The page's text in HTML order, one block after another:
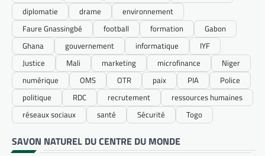
diplomatie drame
environnement
Faure Gnassingbé
football formation
Gabon
Ghana
gouvernement informatique
IYF
Justice
Mali marketing microfinance
Niger
numérique
OMS OTR paix PIA
Police
politique
RDC recrutement
ressources humaines
réseaux sociaux
santé Sécurité Togo
SAVON NATUREL DU CENTRE DU MONDE